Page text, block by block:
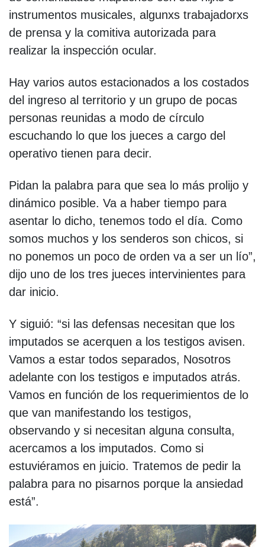
instrumentos musicales, algunxs trabajadorxs
de prensa y la comitiva autorizada para
realizar la inspección ocular.
Hay varios autos estacionados a los costados
del ingreso al territorio y un grupo de pocas
personas reunidas a modo de círculo
escuchando lo que los jueces a cargo del
operativo tienen para decir.
Pidan la palabra para que sea lo más prolijo y
dinámico posible. Va a haber tiempo para
asentar lo dicho, tenemos todo el día. Como
somos muchos y los senderos son chicos, si
no ponemos un poco de orden va a ser un lío”,
dijo uno de los tres jueces intervinientes para
dar inicio.
Y siguió: “si las defensas necesitan que los
imputados se acerquen a los testigos avisen.
Vamos a estar todos separados, Nosotros
adelante con los testigos e imputados atrás.
Vamos en función de los requerimientos de lo
que van manifestando los testigos,
observando y si necesitan alguna consulta,
acercamos a los imputados. Como si
estuviéramos en juicio. Tratemos de pedir la
palabra para no pisarnos porque la ansiedad
está”.